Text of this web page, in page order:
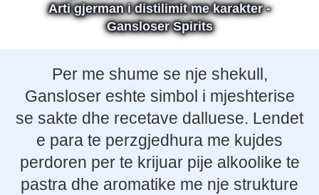
Arti gjerman i distilimit me karakter -
Gansloser Spirits
Per me shume se nje shekull,
Gansloser eshte simbol i mjeshterise
se sakte dhe recetave dalluese. Lendet
e para te perzgjedhura me kujdes
perdoren per te krijuar pije alkoolike te
pastra dhe aromatike me nje strukture